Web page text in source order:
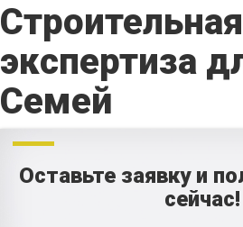
Строительная
экспертиза
Семей
Оставьте заявку и
сейчас!